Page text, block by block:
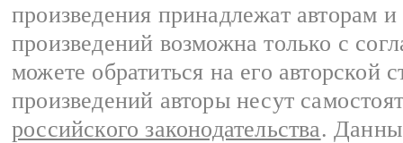
произведения принадлежат авторам
произведений возможна только с
можете обратиться на его авторской
произведений авторы несут
российского законодательства.